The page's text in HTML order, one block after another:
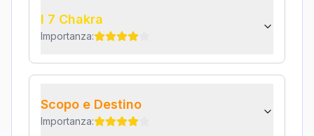
I 7 Chakra
Importanza:
Scopo e Destino
Importanza: